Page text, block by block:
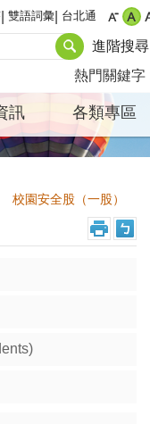
雙語詞彙 台北通
進階搜尋
熱門關鍵字
訊 各類專區
校園安全股（一股）